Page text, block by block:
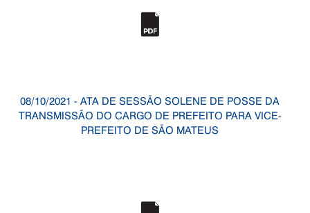
08/10/2021 - ATA DE SESSÃO SOLENE DE POSSE DA
TRANSMISSÃO DO CARGO DE PREFEITO PARA VICE-
PREFEITO DE SÃO MATEUS